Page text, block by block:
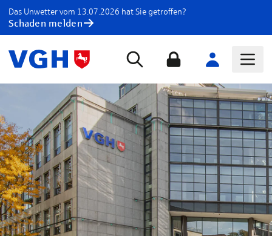
Das Unwetter vom 13.07.2026 hat Sie getroffen?
Schaden melden